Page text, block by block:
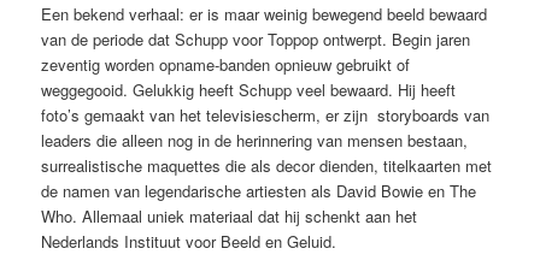
Een bekend verhaal: er is maar weinig bewegend beeld bewaard
van de periode dat Schupp voor Toppop ontwerpt. Begin jaren
zeventig worden opname-banden opnieuw gebruikt of
weggegooid. Gelukkig heeft Schupp veel bewaard. Hij heeft
foto’s gemaakt van het televisiescherm, er zijn storyboards van
leaders die alleen nog in de herinnering van mensen bestaan,
surrealistische maquettes die als decor dienden, titelkaarten met
de namen van legendarische artiesten als David Bowie en The
Who. Allemaal uniek materiaal dat hij schenkt aan het
Nederlands Instituut voor Beeld en Geluid.